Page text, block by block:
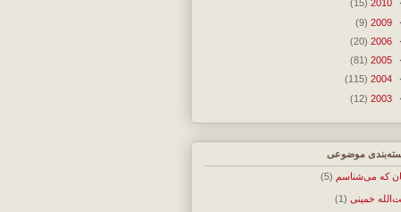
2010
(15)
2009
(9)
2006
(20)
2005
(81)
2004
(115)
2003
(12)
موضوعی
که می‌شناسم (5)
خمینی (1)